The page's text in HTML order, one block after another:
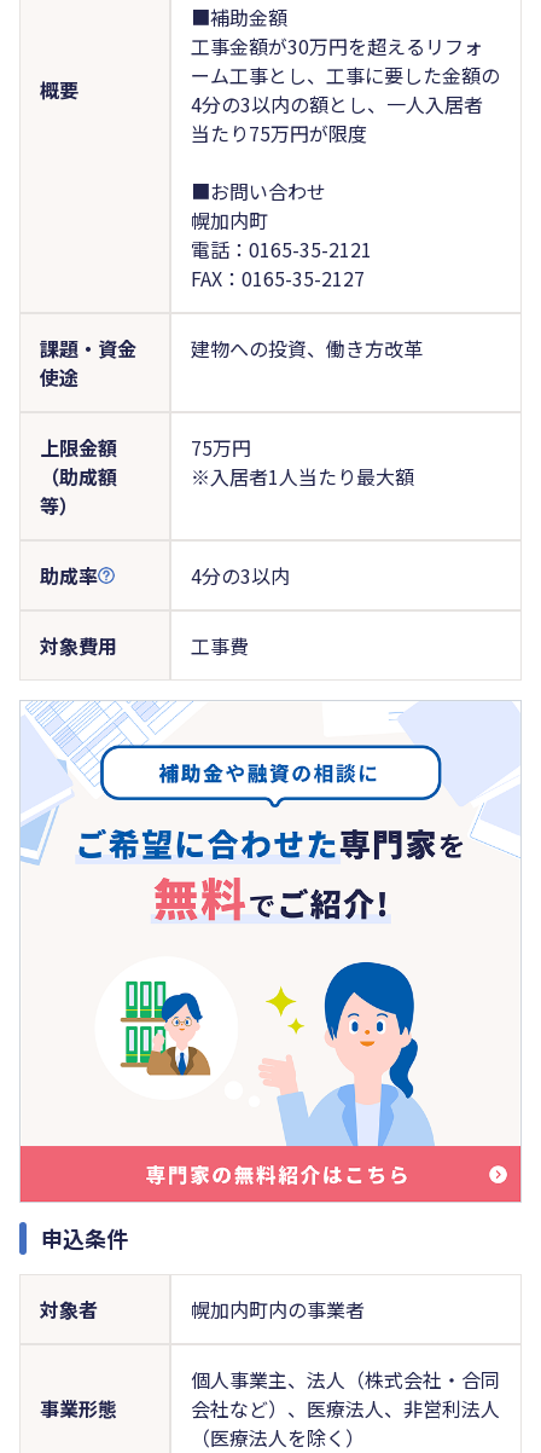
概要
■補助金額
工事金額が30万円を超えるリフォ
ーム工事とし、工事に要した金額の
4分の3以内の額とし、一人入居者
当たり75万円が限度
■お問い合わせ
幌加内町
電話：0165-35-2121
FAX：0165-35-2127
課題・資金
使途
建物への投資、働き方改革
上限金額
（助成額
等）
75万円
※入居者1人当たり最大額
助成率 4分の3以内
対象費用 工事費
申込条件
対象者 幌加内町内の事業者
事業形態
個人事業主、法人（株式会社・合同
会社など）、医療法人、非営利法人
（医療法人を除く）